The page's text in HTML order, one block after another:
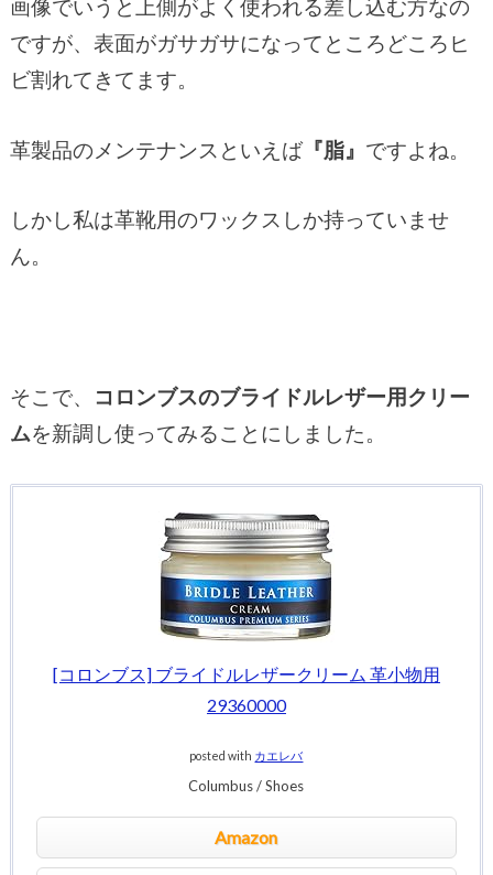
画像でいうと上側がよく使われる差し込む方なの
ですが、表面がガサガサになってところどころヒ
ビ割れてきてます。
革製品のメンテナンスといえば『脂』 ですよね。
しかし私は革靴用のワックスしか持っていませ
ん。
そこで、 コロンブスのブライドルレザー用クリー
ムを新調し使ってみることにしました。
[コロンブス] ブライドルレザークリーム 革小物用
29360000
posted with カエレバ
Columbus / Shoes
Amazon